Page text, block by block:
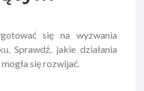
się na wyzwania
Sprawdź, jakie działania
się rozwijać.